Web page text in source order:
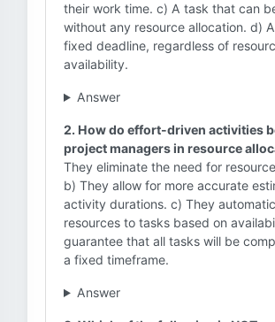
their work time. c) A task that can
without any resource allocation. d)
fixed deadline, regardless of
availability.
Answer
2. How do effort-driven activities
project managers in resource
They eliminate the need for
b) They allow for more accurate
activity durations. c) They
resources to tasks based on
guarantee that all tasks will be
a fixed timeframe.
Answer